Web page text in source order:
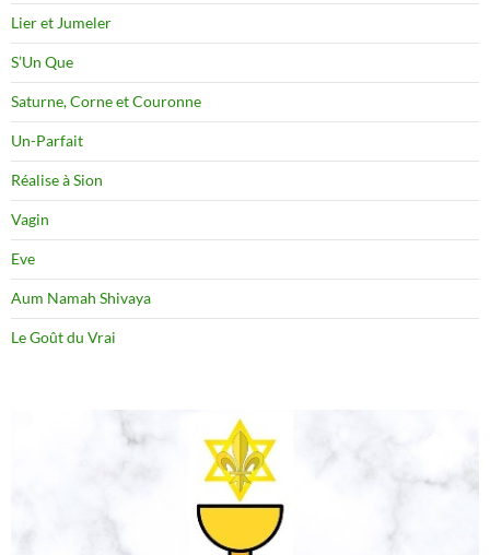
Lier et Jumeler
S’Un Que
Saturne, Corne et Couronne
Un-Parfait
Réalise à Sion
Vagin
Eve
Aum Namah Shivaya
Le Goût du Vrai